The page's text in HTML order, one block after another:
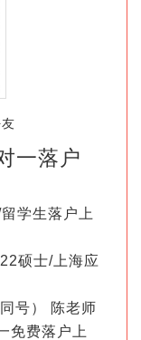
一落户
学生落户上
硕士/上海应
号） 陈老师
免费落户上